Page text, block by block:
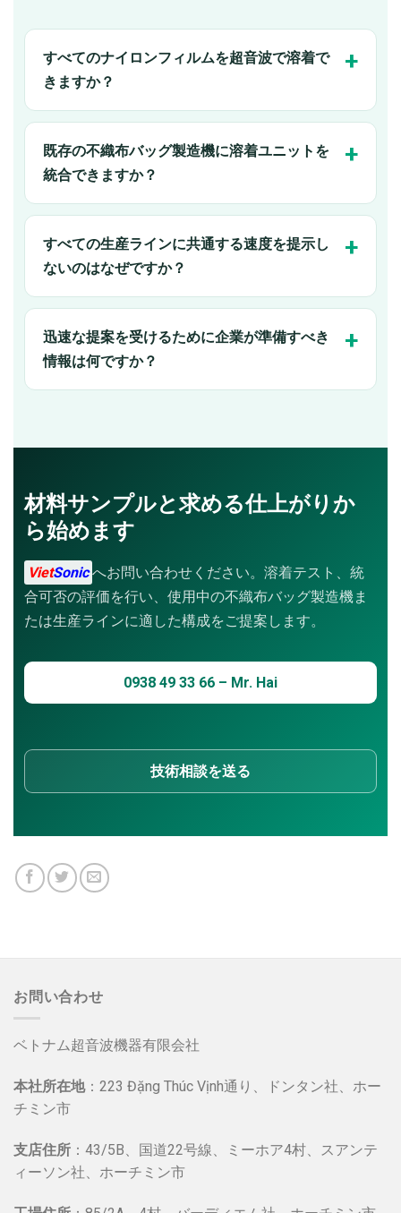
すべてのナイロンフィルムを超音波で溶着で
きますか？
既存の不織布バッグ製造機に溶着ユニットを
統合できますか？
すべての生産ラインに共通する速度を提示し
ないのはなぜですか？
迅速な提案を受けるために企業が準備すべき
情報は何ですか？
材料サンプルと求める仕上がりか
ら始めます
VietSonic へお問い合わせください。溶着テスト、統
合可否の評価を行い、使用中の不織布バッグ製造機ま
たは生産ラインに適した構成をご提案します。
0938 49 33 66 – Mr. Hai
技術相談を送る
お問い合わせ
ベトナム超音波機器有限会社
本社所在地：223 Đặng Thúc Vịnh通り、ドンタン社、ホー
チミン市
支店住所 ：43/5B、国道22号線、ミーホア4村、スアンテ
ィーソン社、ホーチミン市